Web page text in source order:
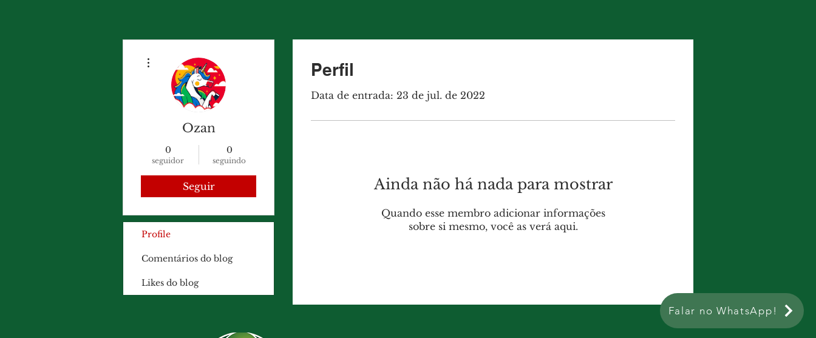
Falar no WhatsApp!
Perfil
Data de entrada: 23 de jul. de 2022
Ainda não há nada para mostrar
Quando esse membro adicionar informações
sobre si mesmo, você as verá aqui.
Ozan
0
seguidor
0
seguindo
Seguir
Profile
Comentários do blog
Likes do blog